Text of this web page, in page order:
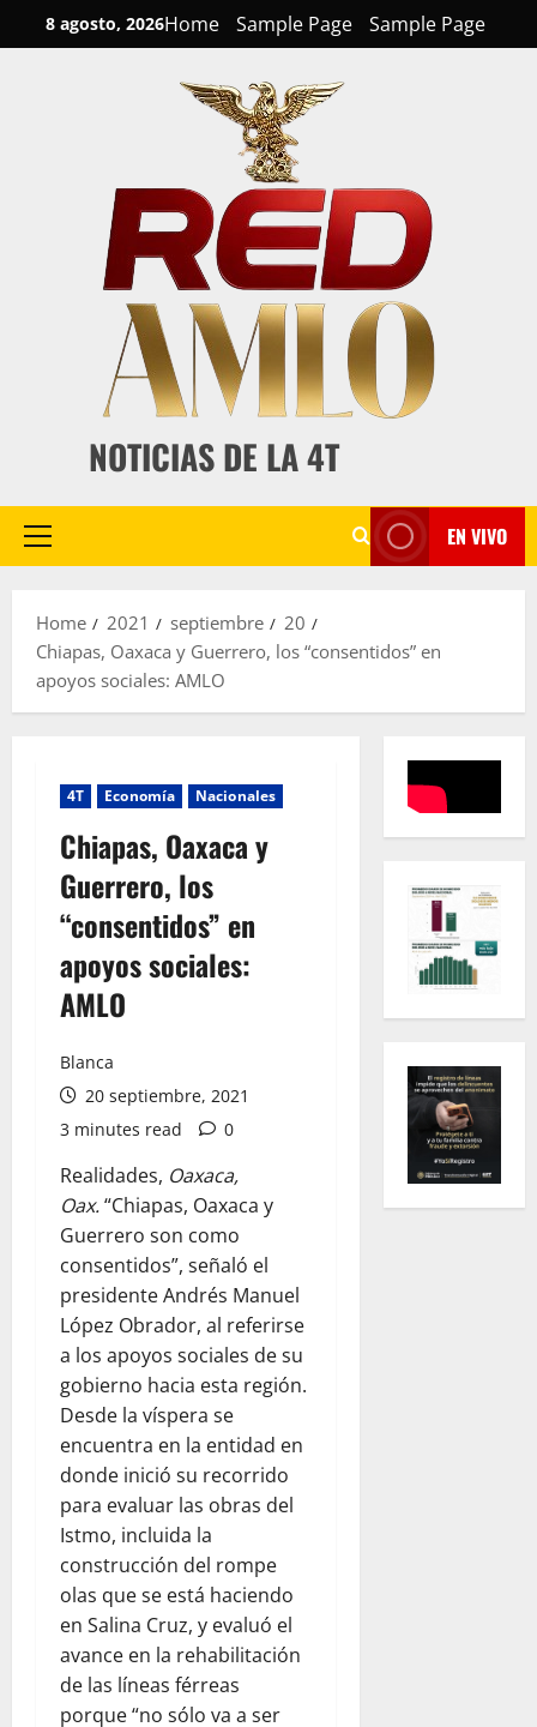
to
8 agosto, 2026Home Sample Page Sample Page
NOTICIAS DE LA 4T
Primary
EN VIVO
Home 2021 septiembre
20
Chiapas, Oaxaca y Guerrero, los “consentidos” en
apoyos sociales: AMLO
4T Economía Nacionales
Chiapas, Oaxaca y
Guerrero, los
“consentidos” en
apoyos sociales:
AMLO
Blanca
20 septiembre, 2021
3 minutes read
0
Realidades, Oaxaca,
Oax.“Chiapas, Oaxaca y
Guerrero son como
consentidos”, señaló el
presidente Andrés Manuel
López Obrador, al referirse
a los apoyos sociales de su
gobierno hacia esta región.
Desde la víspera se
encuentra en la entidad en
donde inició su recorrido
para evaluar las obras del
Istmo, incluida la
construcción del rompe
olas que se está haciendo
en Salina Cruz, y evaluó el
avance en la rehabilitación
de las líneas férreas
porque “no sólo va a ser